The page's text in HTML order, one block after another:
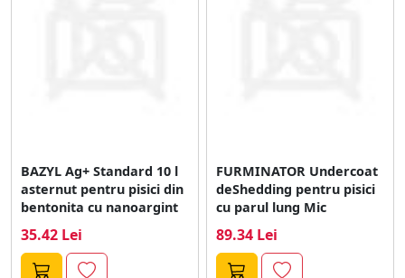
BAZYL Ag+ Standard 10 l
asternut pentru pisici din
bentonita cu nanoargint
35.42 Lei
FURMINATOR Undercoat
deShedding pentru pisici
cu parul lung Mic
89.34 Lei